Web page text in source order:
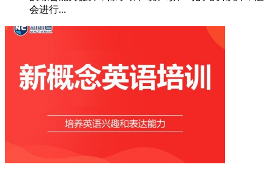
会进行...